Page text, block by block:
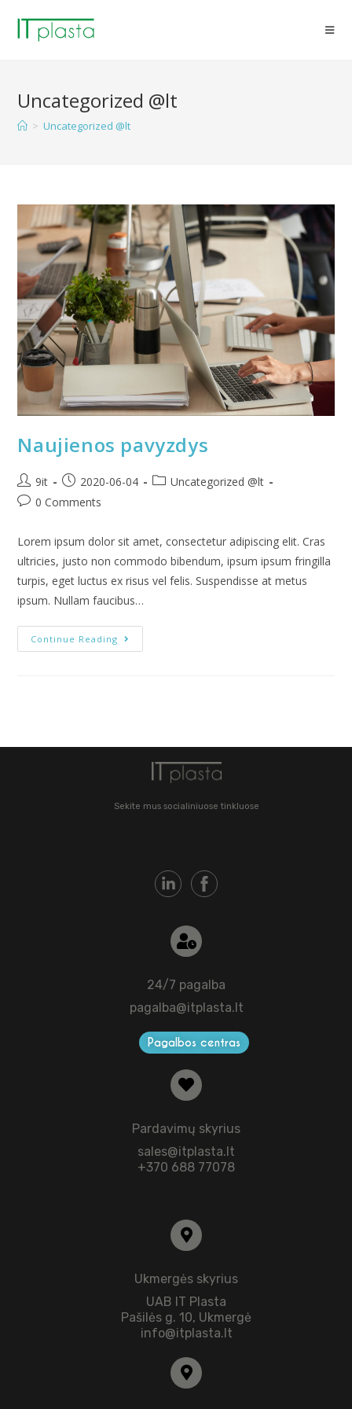
Uncategorized @lt
> Uncategorized @lt
Naujienos pavyzdys
9it 2020-06-04
Uncategorized @lt
0 Comments
Lorem ipsum dolor sit amet, consectetur adipiscing elit. Cras
ultricies, justo non commodo bibendum, ipsum ipsum fringilla
turpis, eget luctus ex risus vel felis. Suspendisse at metus
ipsum. Nullam faucibus…
Continue Reading
Sekite mus socialiniuose tinkluose
24/7 pagalba
pagalba@itplasta.lt
Pagalbos centras
Pardavimų skyrius
sales@itplasta.lt
+370 688 77078
Ukmergės skyrius
UAB IT Plasta
Pašilės g. 10, Ukmergė
info@itplasta.lt